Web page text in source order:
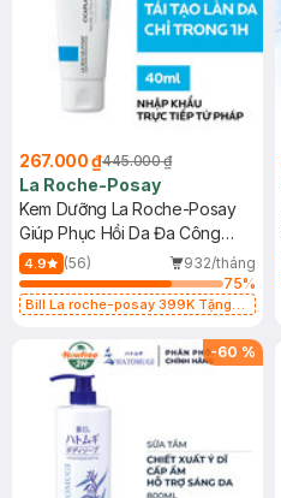
267.000 ₫445.000 ₫
La Roche-Posay
Kem Dưỡng La Roche-Posay
Giúp Phục Hồi Da Đa Công
Dụng 40ml
4.9 (56)
932/tháng
75%
Bill La roche-posay 399K Tặng
(SL có hạn)
-60 %